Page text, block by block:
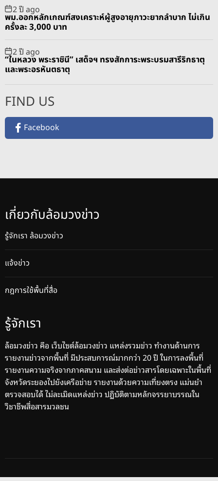
2 ปี ago
พม.ออกหลักเกณฑ์สงเคราะห์ผู้สูงอายุภาวะยากลำบาก ไม่เกิน
ครั้งละ 3,000 บาท
2 ปี ago
“ในหลวง พระราชินี” เสด็จฯ ทรงสักการะพระบรมสารีริกธาตุ
และพระอรหันตธาตุ
FIND US
Facebook
เกี่ยวกับล้อมวงข่าว
รู้จักเรา ล้อมวงข่าว
แจ้งข่าว
กฎการใช้พื้นที่สื่อ
รู้จักเรา
ล้อมวงข่าว คือ เว็บไซต์ล้อมวงข่าว แหล่งรวมข่าว ทำงานด้านการ
รายงานข่าวจากพื้นที่ มีประสบการณ์มากกว่า 20 ปี ในการลงพื้นที่
รายงานความจริงจากภาคสนาม และส่งต่อข่าวสารโดยเฉพาะในพื้นที่
จังหวัดระยองไปยังเครือข่าย รายงานด้วยความเที่ยงตรง แม่นยำ
ตรวจสอบได้ ไม่ละเมิดแหล่งข่าว ปฏิบัติตามหลักจรรยาบรรณใน
วิชาชีพสื่อสารมวลชน